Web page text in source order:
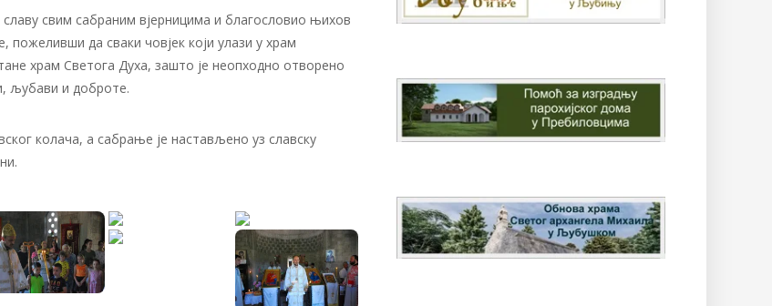
свим сабраним вјерницима и благословио њихов
да сваки човјек који улази у храм
храм Светога Духа, зашто је неопходно отворено
љубави и доброте.
колача, а сабрање је настављено уз славску